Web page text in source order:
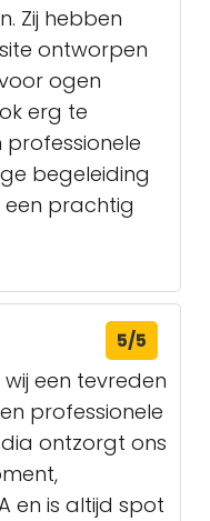
Zij hebben
ontworpen
ogen
erg te
professionele
begeleiding
een prachtig
5/5
een tevreden
professionele
ontzorgt ons
en is altijd spot